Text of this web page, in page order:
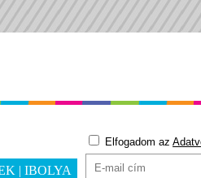
| IBOLYA
Elfogadom az